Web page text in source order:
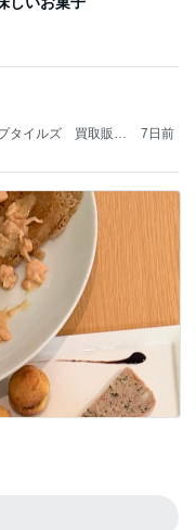
タイルズ 買取販売
7日前